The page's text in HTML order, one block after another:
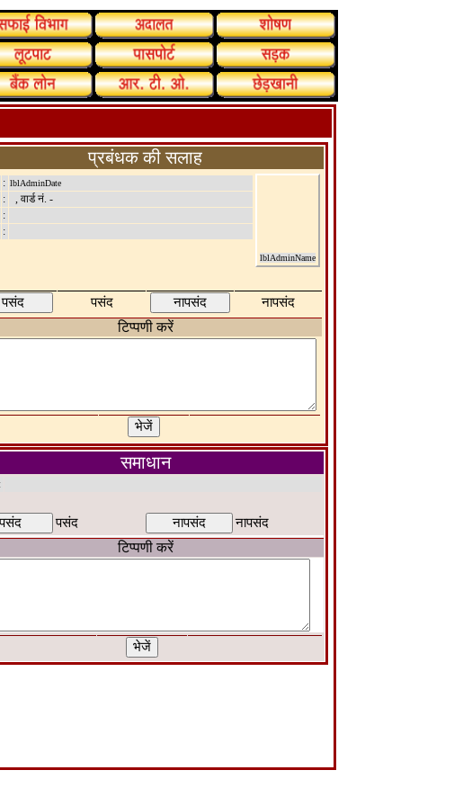
प्रबंधक की सलाह
: lblAdminDate
:
, वार्ड नं. -
:
:
lblAdminName
पसंद नापसंद
टिप्पणी करें
समाधान
:
पसंद नापसंद
टिप्पणी करें